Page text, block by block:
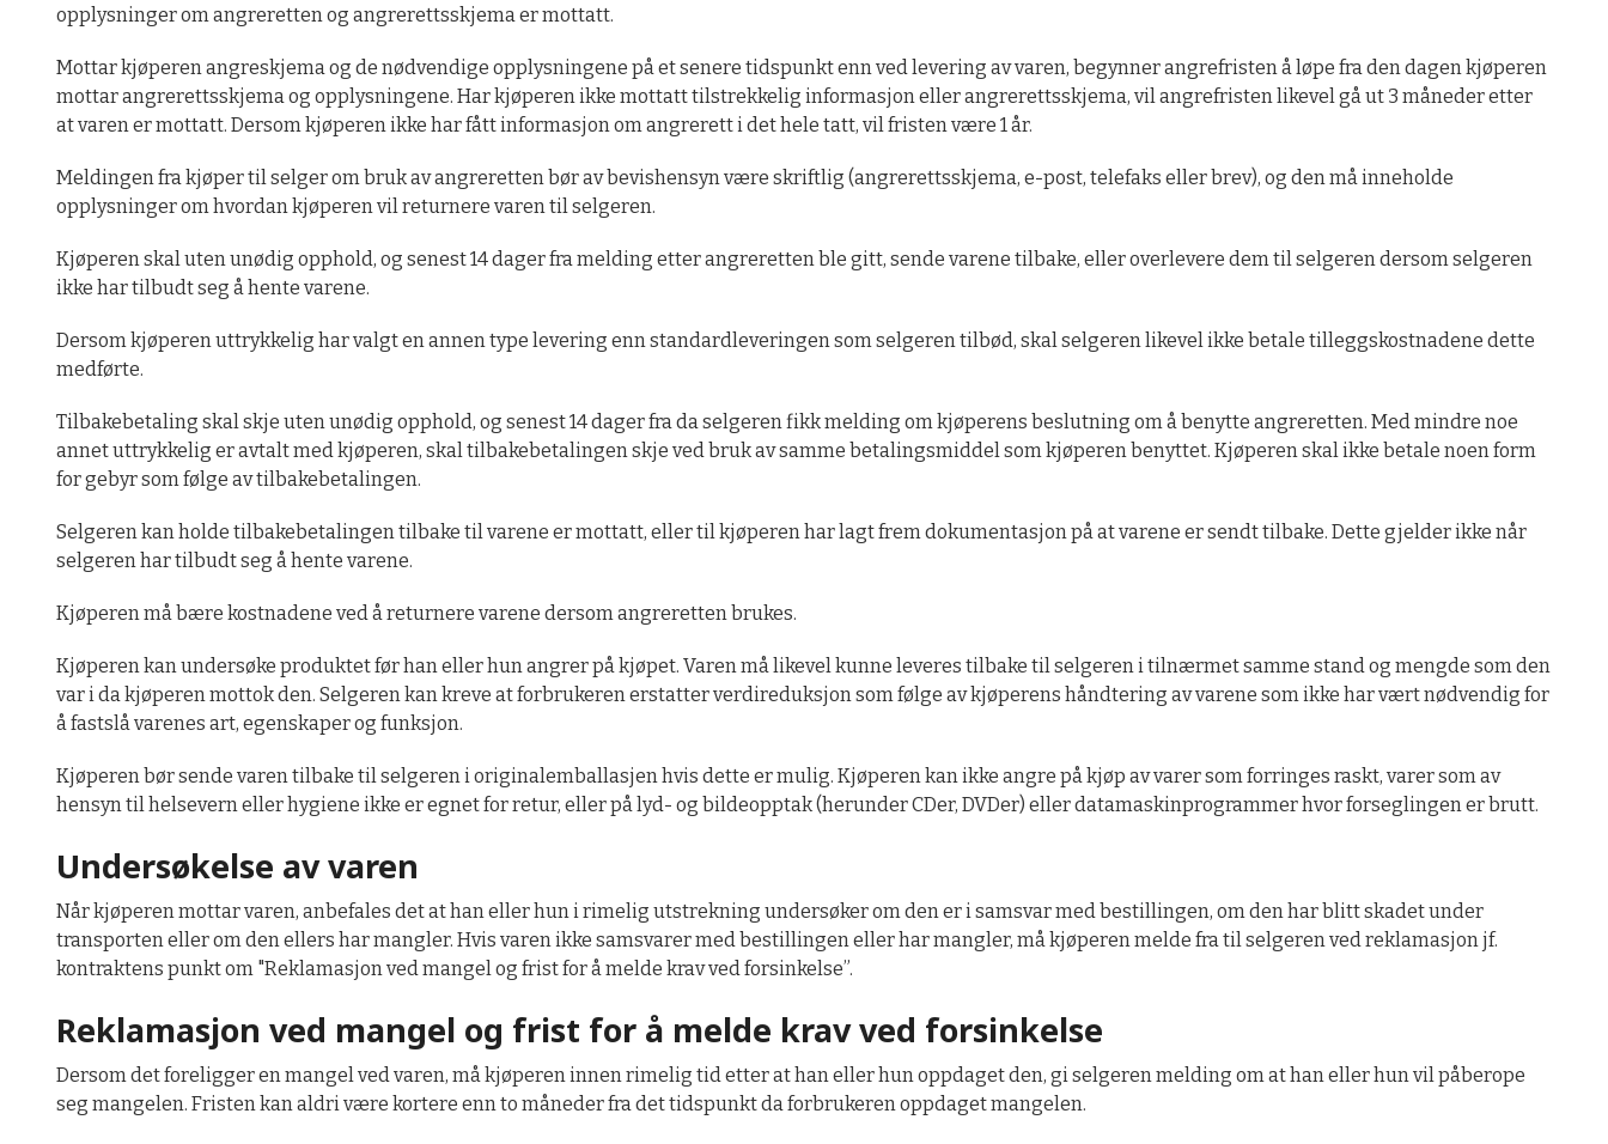
opplysninger om angreretten og angrerettsskjema er mottatt.
Mottar kjøperen angreskjema og de nødvendige opplysningene på et senere tidspunkt enn ved levering av varen, begynner angrefristen å løpe fra den dagen kjøperen
mottar angrerettsskjema og opplysningene. Har kjøperen ikke mottatt tilstrekkelig informasjon eller angrerettsskjema, vil angrefristen likevel gå ut 3 måneder etter
at varen er mottatt. Dersom kjøperen ikke har fått informasjon om angrerett i det hele tatt, vil fristen være 1 år.
Meldingen fra kjøper til selger om bruk av angreretten bør av bevishensyn være skriftlig (angrerettsskjema, e-post, telefaks eller brev), og den må inneholde
opplysninger om hvordan kjøperen vil returnere varen til selgeren.
Kjøperen skal uten unødig opphold, og senest 14 dager fra melding etter angreretten ble gitt, sende varene tilbake, eller overlevere dem til selgeren dersom selgeren
ikke har tilbudt seg å hente varene.
Dersom kjøperen uttrykkelig har valgt en annen type levering enn standardleveringen som selgeren tilbød, skal selgeren likevel ikke betale tilleggskostnadene dette
medførte.
Tilbakebetaling skal skje uten unødig opphold, og senest 14 dager fra da selgeren fikk melding om kjøperens beslutning om å benytte angreretten. Med mindre noe
annet uttrykkelig er avtalt med kjøperen, skal tilbakebetalingen skje ved bruk av samme betalingsmiddel som kjøperen benyttet. Kjøperen skal ikke betale noen form
for gebyr som følge av tilbakebetalingen.
Selgeren kan holde tilbakebetalingen tilbake til varene er mottatt, eller til kjøperen har lagt frem dokumentasjon på at varene er sendt tilbake. Dette gjelder ikke når
selgeren har tilbudt seg å hente varene.
Kjøperen må bære kostnadene ved å returnere varene dersom angreretten brukes.
Kjøperen kan undersøke produktet før han eller hun angrer på kjøpet. Varen må likevel kunne leveres tilbake til selgeren i tilnærmet samme stand og mengde som den
var i da kjøperen mottok den. Selgeren kan kreve at forbrukeren erstatter verdireduksjon som følge av kjøperens håndtering av varene som ikke har vært nødvendig for
å fastslå varenes art, egenskaper og funksjon.
Kjøperen bør sende varen tilbake til selgeren i originalemballasjen hvis dette er mulig. Kjøperen kan ikke angre på kjøp av varer som forringes raskt, varer som av
hensyn til helsevern eller hygiene ikke er egnet for retur, eller på lyd- og bildeopptak (herunder CDer, DVDer) eller datamaskinprogrammer hvor forseglingen er brutt.
Undersøkelse av varen
Når kjøperen mottar varen, anbefales det at han eller hun i rimelig utstrekning undersøker om den er i samsvar med bestillingen, om den har blitt skadet under
transporten eller om den ellers har mangler. Hvis varen ikke samsvarer med bestillingen eller har mangler, må kjøperen melde fra til selgeren ved reklamasjon jf.
kontraktens punkt om "Reklamasjon ved mangel og frist for å melde krav ved forsinkelse”.
Reklamasjon ved mangel og frist for å melde krav ved forsinkelse
Dersom det foreligger en mangel ved varen, må kjøperen innen rimelig tid etter at han eller hun oppdaget den, gi selgeren melding om at han eller hun vil påberope
seg mangelen. Fristen kan aldri være kortere enn to måneder fra det tidspunkt da forbrukeren oppdaget mangelen.